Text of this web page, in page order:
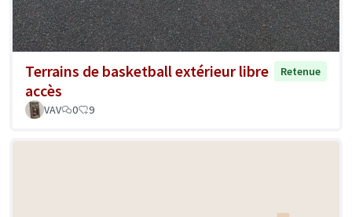
Terrains de basketball extérieur libre
accès
Retenue
VAV 0 9